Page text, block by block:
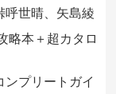
呼世晴、矢島綾
略本＋超カタロ
プリートガイ